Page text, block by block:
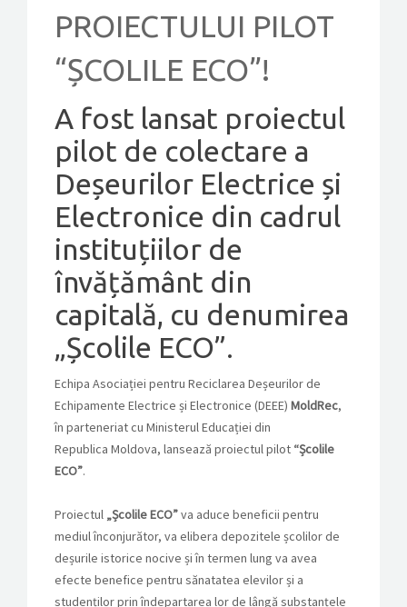
GET A QUOTE
PROIECTULUI PILOT
“ȘCOLILE ECO”!
A fost lansat proiectul
pilot de colectare a
Deșeurilor Electrice și
Electronice din cadrul
instituțiilor de
învățământ din
capitală, cu denumirea
„Școlile ECO”.
Echipa Asociației pentru Reciclarea Deșeurilor de
Echipamente Electrice și Electronice (DEEE) MoldRec,
în parteneriat cu Ministerul Educației din
Republica Moldova, lansează proiectul pilot “Școlile
ECO”.
Proiectul „Școlile ECO”va aduce beneficii pentru
mediul înconjurător, va elibera depozitele școlilor de
deșurile istorice nocive și în termen lung va avea
efecte benefice pentru sănatatea elevilor și a
studenților prin îndepartarea lor de lângă substanțele